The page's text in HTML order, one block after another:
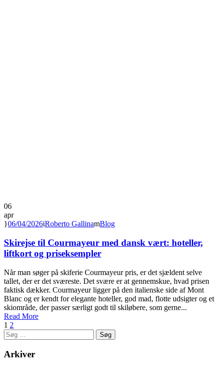
06
apr
06/04/2026 Roberto Gallina Blog
Skirejse til Courmayeur med dansk vært: hoteller,
liftkort og priseksempler
Når man søger på skiferie Courmayeur pris, er det sjældent selve
tallet, der er det sværeste. Det svære er at gennemskue, hvad prisen
faktisk dækker. Courmayeur ligger på den italienske side af Mont
Blanc og er kendt for elegante hoteller, god mad, flotte udsigter og et
skiområde, der passer særligt godt til skiløbere, som gerne...
Read More
1 2
Søg
efter:
Arkiver